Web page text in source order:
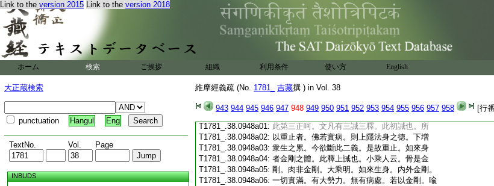
Link to the version 2015 Link to the version 2018
ホーム 検索 ご挨拶 組織 利用条件 使い方 English
大正蔵検索
punctuation Hangul Eng
TextNo. Vol. Page
INBUDS
維摩經義疏 (No. 1781_ 吉藏撰 ) in Vol. 38
943 944 945 946 947 948 949 950 951 952 953 954 955 956 957 958 [行
T1781_.38.0947c19:牛。令阿難自 21 攝取乳。作此意者。一欲明瞿
T1781_.38.0947c20:曇。常與我諍功徳勝。今令惡牛。抵殺其弟子。
T1781_.38.0947c21:即恥其師。令衆人捨瞿曇。來就我也。又牛既
T1781_.38.0947c22:惡。必不得乳。於我無損。是時有化人。來爲
22 搆乳。而牛説偈。 23 今施佛乳。云留少許與犢
子。犢子説偈云。盡施如來。我自噉草。事出乳
T1781_.38.0947c25:光經。時維摩詰來謂我言唯阿難何爲晨朝
T1781_.38.0947c26:
持鉢住。此第 24 二能呵之旨。就文爲三。一問。
T1781_.38.0947c27:二答。三呵。晨朝非乞食時。是以問也我言居
T1781_.38.0947c28:士世尊身小有疾當用牛乳故來至此。第二
T1781_.38.0948a01: 此第三正呵。文凡有三誡三釋。此初誡也。所
T1781_.38.0948a02: 以重止者。佛若實病。則上隱法身之徳。下増
T1781_.38.0948a03: 衆生之累。今欲斷此二義。是故重止。如來身
T1781_.38.0948a04: 者金剛之體。此釋上誡也。小乘人云。骨是金
T1781_.38.0948a05: 剛。肉非金剛。大乘明。如來生身。内外金剛。
T1781_.38.0948a06: 一切實滿。有大勢力。無有病處。若以金剛。喩